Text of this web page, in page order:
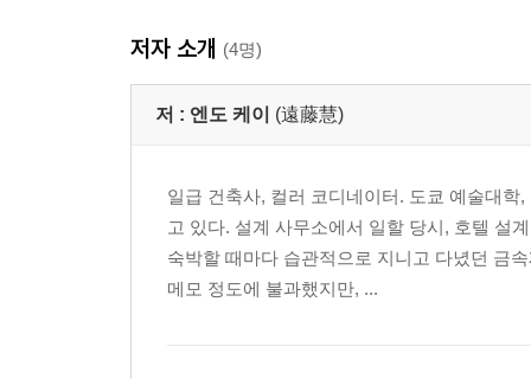
토글호텔 스이도바시 | 호텔 히소카 이케부쿠로 |
[칼럼] 지역의 이야기가 있는 호텔
아오야마그랜드호텔 | 시퀀스 미야시타파크 | 시
저자 소개 (4명)
저 : 엔도 케이 (遠藤慧)
일급 건축사, 컬러 코디네이터. 도쿄 예술대
고 있다. 설계 사무소에서 일할 당시, 호텔 설
숙박할 때마다 습관적으로 지니고 다녔던 금
메모 정도에 불과했지만, ...